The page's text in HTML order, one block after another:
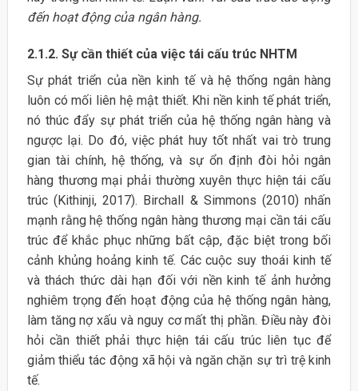
đến hoạt động của ngân hàng.
2.1.2. Sự cần thiết của việc tái cấu trúc NHTM
Sự phát triển của nền kinh tế và hệ thống ngân hàng
luôn có mối liên hệ mật thiết. Khi nền kinh tế phát triển,
nó thúc đẩy sự phát triển của hệ thống ngân hàng và
ngược lại. Do đó, việc phát huy tốt nhất vai trò trung
gian tài chính, hệ thống, và sự ổn định đòi hỏi ngân
hàng thương mại phải thường xuyên thực hiện tái cấu
trúc (Kithinji, 2017). Birchall & Simmons (2010) nhấn
mạnh rằng hệ thống ngân hàng thương mại cần tái cấu
trúc để khắc phục những bất cập, đặc biệt trong bối
cảnh khủng hoảng kinh tế. Các cuộc suy thoái kinh tế
và thách thức dài hạn đối với nền kinh tế ảnh hưởng
nghiêm trọng đến hoạt động của hệ thống ngân hàng,
làm tăng nợ xấu và nguy cơ mất thị phần. Điều này đòi
hỏi cần thiết phải thực hiện tái cấu trúc liên tục để
giảm thiểu tác động xã hội và ngăn chặn sự trì trệ kinh
tế.